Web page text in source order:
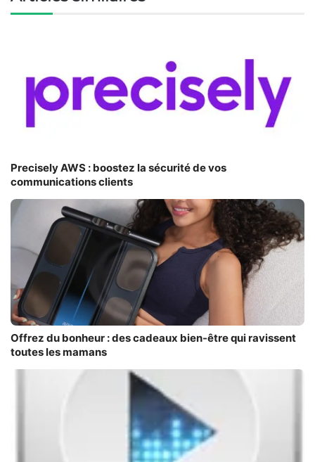
Precisely AWS : boostez la sécurité de vos
communications clients
Offrez du bonheur : des cadeaux bien-être qui ravissent
toutes les mamans